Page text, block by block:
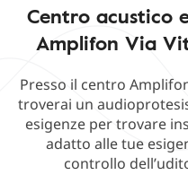
Centro acustico
Amplifon Via
Presso il centro
troverai un
esigenze per trovare
adatto alle tue
controllo